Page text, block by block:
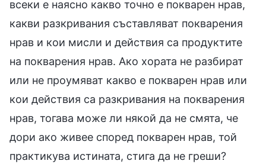
всеки е наясно какво точно е покварен нрав,
какви разкривания съставляват покварения
нрав и кои мисли и действия са продуктите
на покварения нрав. Ако хората не разбират
или не проумяват какво е покварен нрав или
кои действия са разкривания на покварения
нрав, тогава може ли някой да не смята, че
дори ако живее според покварен нрав, той
практикува истината, стига да не греши?